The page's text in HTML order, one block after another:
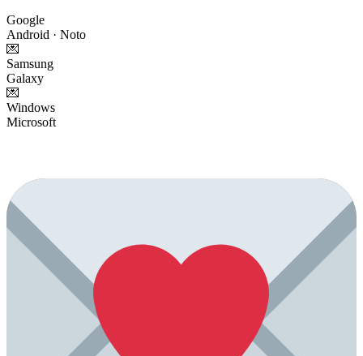
Google
Android · Noto
💌
Samsung
Galaxy
💌
Windows
Microsoft